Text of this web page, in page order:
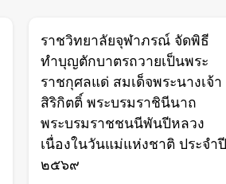
ราชวิทยาลัยจุฬาภรณ์ จัดพิธี
ทำบุญตักบาตรถวายเป็นพระ
ราชกุศลแด่ สมเด็จพระนางเจ้า
สิริกิตติ์ พระบรมราชินีนาถ
พระบรมราชชนนีพันปีหลวง
เนื่องในวันแม่แห่งชาติ ประจำปี
๒๕๖๙